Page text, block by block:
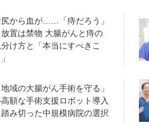
尻から血が……「痔だろう」
放置は禁物 大腸がんと痔の
分け方と「本当にすべきこ
地域の大腸がん手術を守る」
額な手術支援ロボット導入
踏み切った中規模病院の選択